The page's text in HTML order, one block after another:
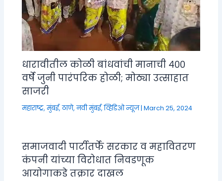
धारावीतील कोळी बांधवांची मानाची ४००
वर्षे जुनी पारंपरिक होळी; मोठ्या उत्साहात
साजरी
महाराष्ट्र,मुंबई, ठाणे, नवी मुंबई,व्हिडिओ न्यूज|March 25, 2024
समाजवादी पार्टीतर्फे सरकार व महावितरण
कंपनी यांच्या विरोधात निवडणूक
आयोगाकडे तक्रार दाखल